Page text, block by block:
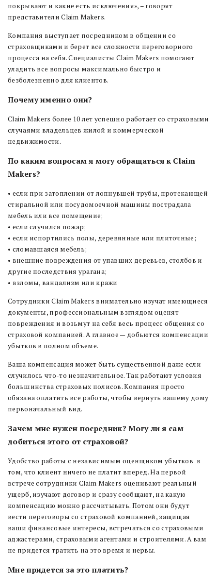
покрывают и какие есть исключения», – говорят
представители Claim Makers.
Компания выступает посредником в общении со
страховщиками и берет все сложности переговорного
процесса на себя. Специалисты Claim Makers помогают
уладить все вопросы максимально быстро и
безболезненно для клиентов.
Почему именно они?
Claim Makers более 10 лет успешно работает со страховыми
случаями владельцев жилой и коммерческой
недвижимости.
По каким вопросам я могу обращаться к Claim
Makers?
• если при затоплении от лопнувшей трубы, протекающей
стиральной или посудомоечной машины пострадала
мебель или все помещение;
• если случился пожар;
• если испортились полы, деревянные или плиточные;
• сломавшаяся мебель;
• внешние повреждения от упавших деревьев, столбов и
другие последствия урагана;
• взломы, вандализм или кражи
Сотрудники Claim Makers внимательно изучат имеющиеся
документы, профессиональным взглядом оценят
повреждения и возьмут на себя весь процесс общения со
страховой компанией. А главное — добьются компенсации
убытков в полном объеме.
Ваша компенсация может быть существенной даже если
случилось что-то незначительное. Так работают условия
большинства страховых полисов. Компания просто
обязана оплатить все работы, чтобы вернуть вашему дому
первоначальный вид.
Зачем мне нужен посредник? Могу ли я сам
добиться этого от страховой?
Удобство работы с независимым оценщиком убытков в
том, что клиент ничего не платит вперед. На первой
встрече сотрудники Claim Makers оценивают реальный
ущерб, изучают договор и сразу сообщают, на какую
компенсацию можно рассчитывать. Потом они будут
вести переговоры со страховой компанией, защищая
ваши финансовые интересы, встречаться со страховыми
аджастерами, страховыми агентами и строителями. А вам
не придется тратить на это время и нервы.
Мне придется за это платить?